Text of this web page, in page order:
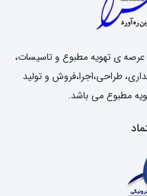
مهندسی سوربن ره آورد٬ در عرصه ی تهویه مطبوع و تاسیسات،
طراحی،اجرا،فروش و تولید
مطبوع می باشد.